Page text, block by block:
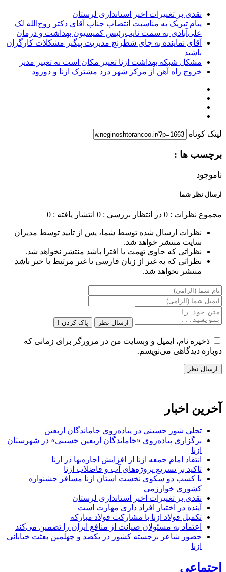
نقدی بر تغییرات اخیر استانداری لرستان
پیام تبریک به مناسبت انتصاب جناب آقای دکتر روح‌الله لک
علی‌آبادی به سمت نایب‌رئیس کمیسیون بهداشت و درمان
آقای نماینده به جای شطرنج مدیریت پیگیر مشکلات کارگران
باشید
مشکل شبکه بهداشت ازنا تغییر مکان است نه تغییر مدیر
خروج راه آهن از مرکز شهر درد مشترک ازنا و دورود
لینک کوتاه
برچسب ها :
ناموجود
ارسال نظر شما
مجموع نظرات : 0 در انتظار بررسی : 0 انتشار یافته : 0
نظرات ارسال شده توسط شما، پس از تایید توسط مدیران
سایت منتشر خواهد شد.
نظراتی که حاوی تهمت یا افترا باشد منتشر نخواهد شد.
نظراتی که به غیر از زبان فارسی یا غیر مرتبط با خبر باشد
منتشر نخواهد شد.
ارسال نظر پاک کردن !
ذخیره نام، ایمیل و وبسایت من در مرورگر برای زمانی که
دوباره دیدگاهی می‌نویسم.
آخرین اخبار
تجلی شور حسینی در پیاده‌روی جاماندگان اربعین
برگزاری پیاده‌روی «جاماندگان اربعین حسینی» در شهرستان
ازنا
انتقاد امام جمعه ازنا از افزایش اجاره‌بها در ازنا
تاکید بر تسریع پروژه‌های آب و فاضلاب ازنا
با کسب دو سکوی نخست استان ازنا مسافر جشنواره
کشوری خوارزمی
نقدی بر تغییرات اخیر استانداری لرستان
آینده در اختیار افراد داری مهارت است
تکمیل فولاد ازنا با مشارکت فولاد مبارکه
اعتماد به مسئولان صیانت از منافع ایران را تضمین می‌کند
حضور شاعر برجسته کشور در یکصد و چهلمین بعثت خیابانی
ازنا
اجتماعی